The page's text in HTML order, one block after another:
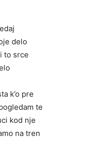
delo
to srce
k’o pre
te
kod nje
na tren